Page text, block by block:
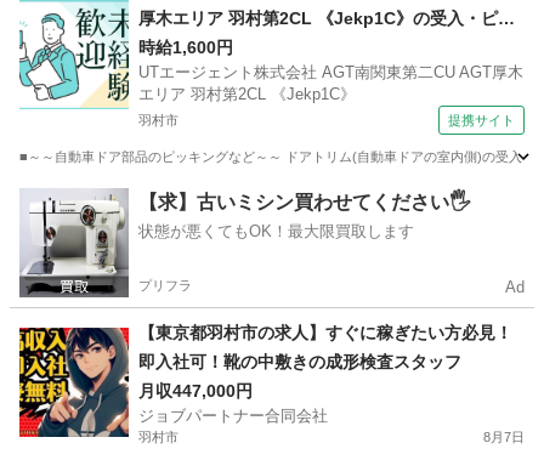
厚木エリア 羽村第2CL 《Jekp1C》の受入・ピッ
キング・出荷 【転勤なし】
時給1,600円
UTエージェント株式会社 AGT南関東第二CU AGT厚木
エリア 羽村第2CL 《Jekp1C》
羽村市 提携サイト
■～～自動車ドア部品のピッキングなど～～ ドアトリム(自動車ドアの室内側)の受入
東京 羽村市 その他
【求】古いミシン買わせてください🖐️
状態が悪くてもOK！最大限買取します
プリフラ Ad
【東京都羽村市の求人】すぐに稼ぎたい方必見！
即入社可！靴の中敷きの成形検査スタッフ
月収447,000円
ジョブパートナー合同会社
羽村市 8月7日